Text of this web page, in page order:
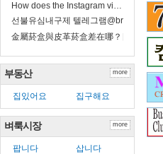
How does the Instagram vi…
선불유심내구제 텔레그램@brrsim_7
金屬菸盒與皮革菸盒差在哪？日常攜帶
부동산
집있어요 집구해요
more
벼룩시장
팝니다
삽니다
more